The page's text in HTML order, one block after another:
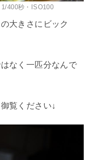
400秒・ISO100
大きさにビック
なく一匹分なんで
覧ください↓